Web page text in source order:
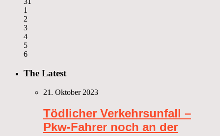
1
2
3
4
5
6
The Latest
21. Oktober 2023
Tödlicher Verkehrsunfall –
Pkw-Fahrer noch an der